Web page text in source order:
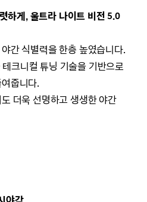
하게, 울트라 나이트 비전 5.0
간 식별력을 한층 높였습니다.
크니컬 튜닝 기술을 기반으로
줍니다.
더욱 선명하고 생생한 야간